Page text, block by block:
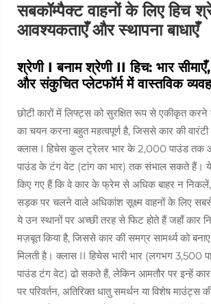
सबकॉम्पैक्ट वाहनों के लिए हिच
आवश्यकताएँ और स्थापना बाधाएँ
श्रेणी I बनाम श्रेणी II हिच: भार
और संकुचित प्लेटफॉर्म में वास्तविक
छोटी कारों में लिफ्ट्स को सुरक्षित रूप से एकीकृत करने
का चयन करना बहुत महत्वपूर्ण है, जिससे कार की वारंटी
क्लास I हिचेस कुल ट्रेलर भार के 2,000 पाउंड
पाउंड के टंग वेट (टांग का भार) तक संभाल सकते हैं।
किए गए हैं कि वे कार के फ्रेम से अधिक बाहर न
सड़क पर चलने वाले अधिकांश सूक्ष्म वाहनों के लिए
ये उन स्थानों पर अच्छी तरह से फिट होते हैं जहाँ कार
मज़बूत किया है, जिससे कार की समग्र सामर्थ्य को
मिलती है। क्लास II हिचेस भारी भार (लगभग 3,500
पाउंड टंग वेट) ढो सकते हैं, लेकिन आमतौर पर इन्हें
पर परिवर्तन, अतिरिक्त धातु समर्थन या विशेष माउंट्स